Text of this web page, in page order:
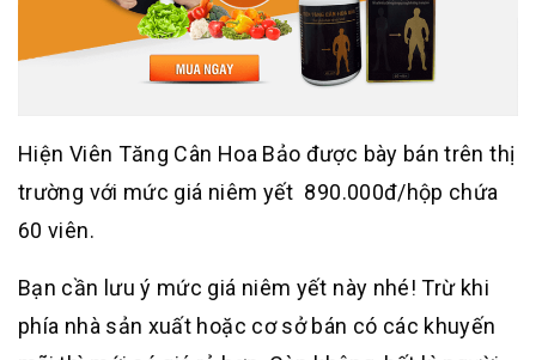
Hiện Viên Tăng Cân Hoa Bảo được bày bán trên thị
trường với mức giá niêm yết 890.000đ/hộp chứa
60 viên.
Bạn cần lưu ý mức giá niêm yết này nhé! Trừ khi
phía nhà sản xuất hoặc cơ sở bán có các khuyến